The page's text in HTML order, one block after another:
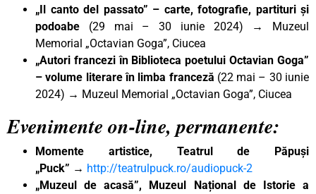
„Il canto del passato” – carte, fotografie, partituri și
podoabe (29 mai – 30 iunie 2024) → Muzeul
Memorial „Octavian Goga”, Ciucea
„Autori francezi în Biblioteca poetului Octavian Goga”
– volume literare în limba franceză (22 mai – 30 iunie
2024) → Muzeul Memorial „Octavian Goga”, Ciucea
Evenimente on-line, permanente:
Momente artistice, Teatrul de Păpuși
„Puck” → http://teatrulpuck.ro/audiopuck-2
„Muzeul de acasă”, Muzeul Național de Istorie a